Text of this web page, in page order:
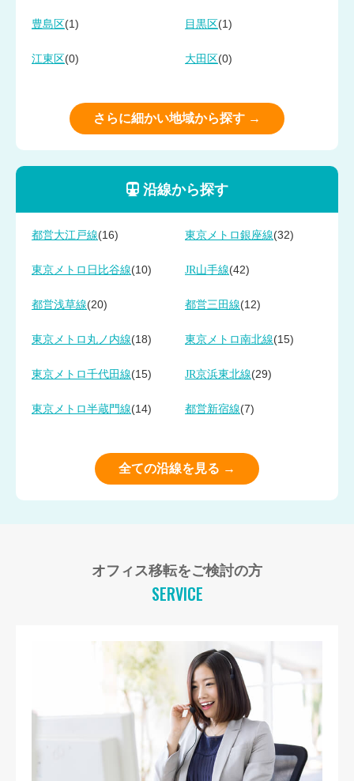
豊島区 (1) 目黒区 (1)
江東区 (0) 大田区 (0)
さらに細かい地域から探す →
沿線から探す
都営大江戸線(16) 東京メトロ銀座線(32)
東京メトロ日比谷線(10) JR山手線(42)
都営浅草線(20) 都営三田線(12)
東京メトロ丸ノ内線(18) 東京メトロ南北線(15)
東京メトロ千代田線(15) JR京浜東北線(29)
東京メトロ半蔵門線(14) 都営新宿線(7)
全ての沿線を見る →
オフィス移転をご検討の方
SERVICE